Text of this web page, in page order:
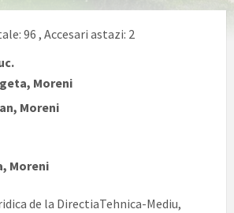
96, Accesari astazi: 2
Moreni
Moreni
Moreni
de la DirectiaTehnica-Mediu,